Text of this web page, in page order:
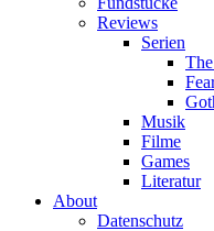
Reviews
Serien
Musik
Filme
Games
Literatur
About
Datenschutz